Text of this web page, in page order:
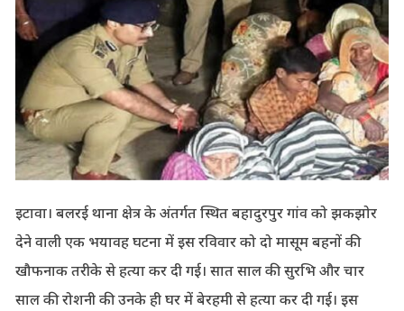
इटावा। बलरई थाना क्षेत्र के अंतर्गत स्थित बहादुरपुर गांव को झकझोर
देने वाली एक भयावह घटना में इस रविवार को दो मासूम बहनों की
खौफनाक तरीके से हत्या कर दी गई। सात साल की सुरभि और चार
साल की रोशनी की उनके ही घर में बेरहमी से हत्या कर दी गई। इस